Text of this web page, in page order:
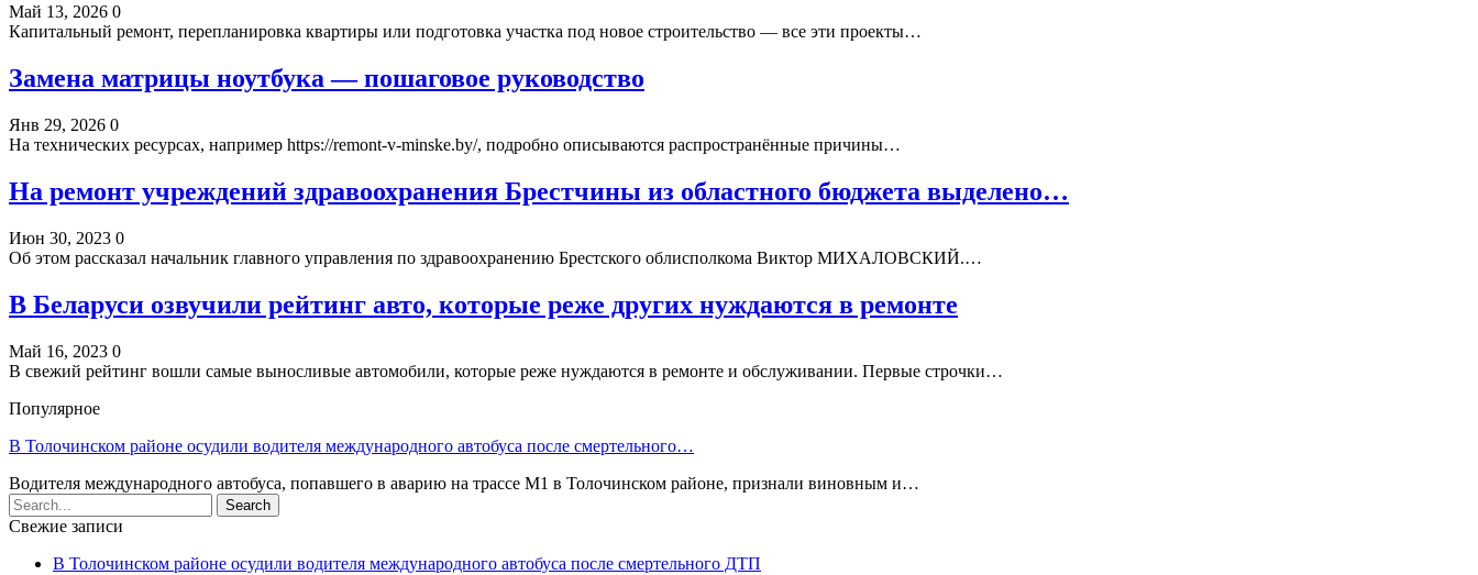
Май 13, 2026 0
Капитальный ремонт, перепланировка квартиры или подготовка участка под новое строительство — все эти проекты…
Замена матрицы ноутбука — пошаговое руководство
Янв 29, 2026 0
На технических ресурсах, например https://remont-v-minske.by/, подробно описываются распространённые причины…
На ремонт учреждений здравоохранения Брестчины из областного бюджета выделено…
Июн 30, 2023 0
Об этом рассказал начальник главного управления по здравоохранению Брестского облисполкома Виктор МИХАЛОВСКИЙ.…
В Беларуси озвучили рейтинг авто, которые реже других нуждаются в ремонте
Май 16, 2023 0
В свежий рейтинг вошли самые выносливые автомобили, которые реже нуждаются в ремонте и обслуживании. Первые строчки…
Популярное
В Толочинском районе осудили водителя международного автобуса после смертельного…
Водителя международного автобуса, попавшего в аварию на трассе М1 в Толочинском районе, признали виновным и…
Свежие записи
В Толочинском районе осудили водителя международного автобуса после смертельного ДТП